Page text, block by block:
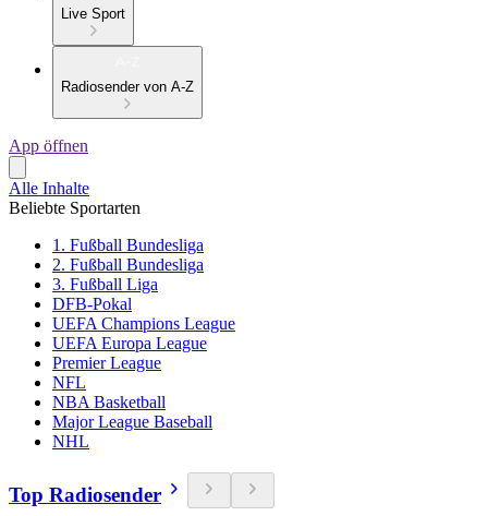
Live Sport
Radiosender von A-Z
App öffnen
Alle Inhalte
Beliebte Sportarten
1. Fußball Bundesliga
2. Fußball Bundesliga
3. Fußball Liga
DFB-Pokal
UEFA Champions League
UEFA Europa League
Premier League
NFL
NBA Basketball
Major League Baseball
NHL
Top Radiosender